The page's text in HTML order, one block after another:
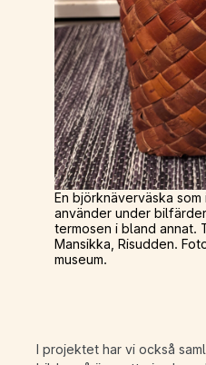
En björknäverväska
använder under
termosen i bland annat.
Mansikka, Risudden.
museum.
I projektet har vi också